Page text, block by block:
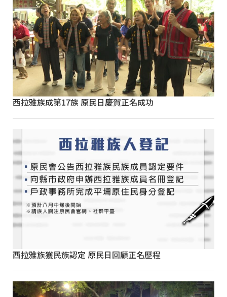
西拉雅族成第17族 原民日慶賀正名成功
西拉雅族獲民族認定 原民日回顧正名歷程